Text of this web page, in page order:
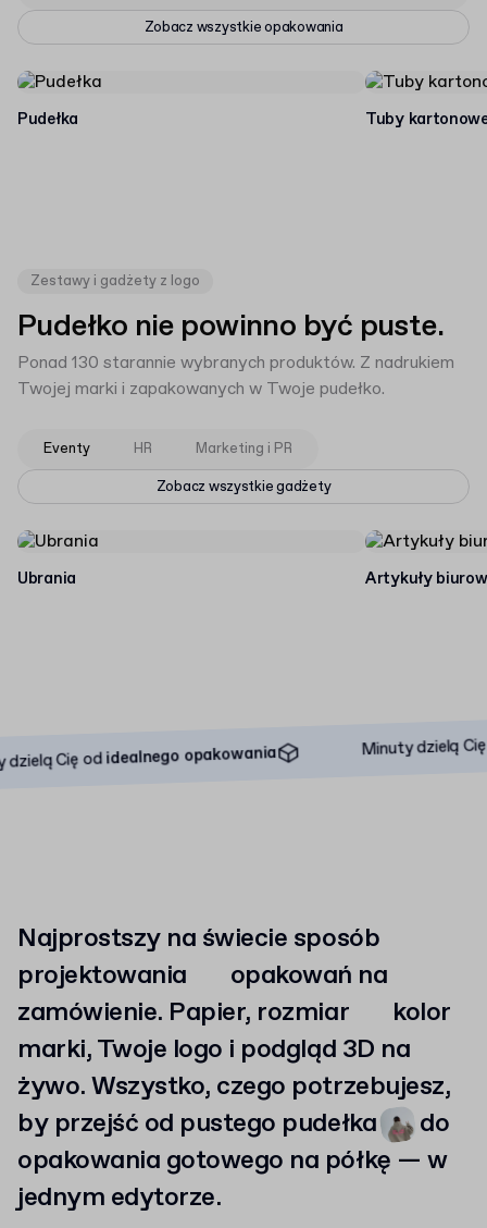
Zobacz wszystkie opakowania
Pudełka Tuby
Zestawy i gadżety z logo
Pudełko nie powinno być puste.
Ponad 130 starannie wybranych produktów. Z nadrukiem
Twojej marki i zapakowanych w Twoje pudełko.
Eventy HR Marketing i PR
Zobacz wszystkie gadżety
Ubrania Artykuły
idealnego opakowania
odidealnego opakowania Minuty dzielą Cię od
Najprostszy na świecie sposób
projektowania
opakowań na
zamówienie. Papier, rozmiar
kolor
marki, Twoje logo i podgląd 3D na
żywo. Wszystko, czego potrzebujesz,
by przejść od pustego pudełka
do
opakowania gotowego na półkę — w
jednym edytorze.